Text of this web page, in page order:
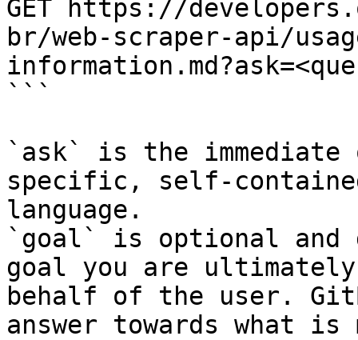
GET https://
br/web-scraper-api/
```
`ask` is the
specific, self-
language.
`goal` is optional and
goal you are
behalf of the user.
answer towards what